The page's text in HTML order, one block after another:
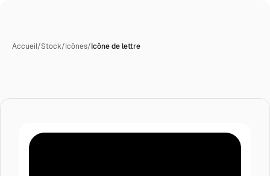
Accueil/Stock/Icônes/Icône de lettre